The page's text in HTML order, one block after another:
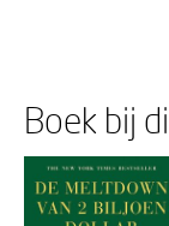
Boek bij